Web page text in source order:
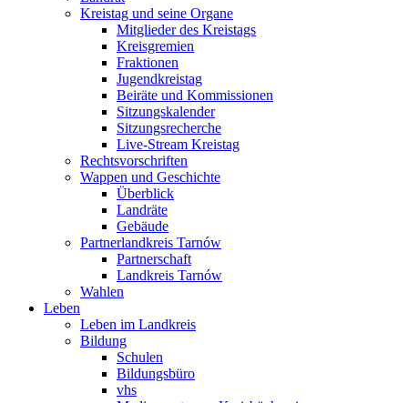
Kreistag und seine Organe
Mitglieder des Kreistags
Kreisgremien
Fraktionen
Jugendkreistag
Beiräte und Kommissionen
Sitzungskalender
Sitzungsrecherche
Live-Stream Kreistag
Rechtsvorschriften
Wappen und Geschichte
Überblick
Landräte
Gebäude
Partnerlandkreis Tarnów
Partnerschaft
Landkreis Tarnów
Wahlen
Leben
Leben im Landkreis
Bildung
Schulen
Bildungsbüro
vhs